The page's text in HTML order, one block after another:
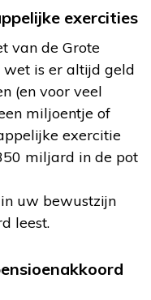
exercities
van de Grote
wet is er altijd geld
(en voor veel
miljoentje of
exercitie
miljard in de pot
uw bewustzijn
leest.